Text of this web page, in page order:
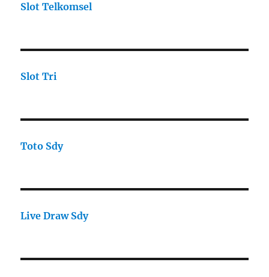
Slot Telkomsel
Slot Tri
Toto Sdy
Live Draw Sdy